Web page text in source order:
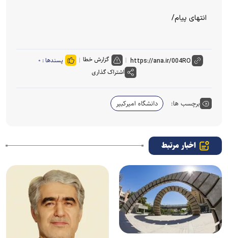
انتهای پیام/
گزارش خطا پسندها : ۰
اشتراک گذاری
برچسب ها: دانشگاه امیرکبیر
اخبار مرتبط